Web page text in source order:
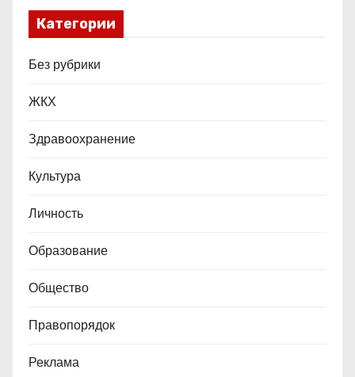
Категории
Без рубрики
ЖКХ
Здравоохранение
Культура
Личность
Образование
Общество
Правопорядок
Реклама